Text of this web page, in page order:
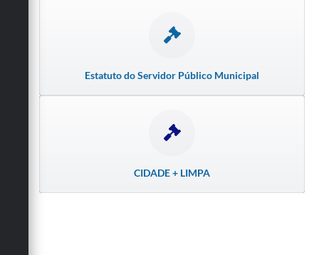
Estatuto do Servidor Público Municipal
CIDADE + LIMPA